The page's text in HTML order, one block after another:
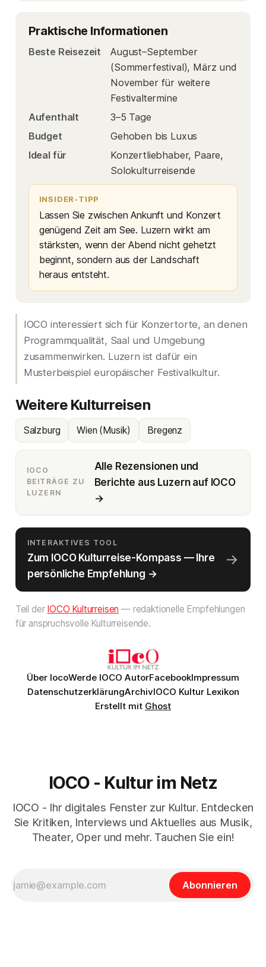
Praktische Informationen
Beste Reisezeit
August–September
(Sommerfestival), März und
November für weitere
Festivaltermine
Aufenthalt
3–5 Tage
Budget
Gehoben bis Luxus
Ideal für
Konzertliebhaber, Paare,
Solokulturreisende
INSIDER-TIPP
Lassen Sie zwischen Ankunft und Konzert
genügend Zeit am See. Luzern wirkt am
stärksten, wenn der Abend nicht gehetzt
beginnt, sondern aus der Landschaft
heraus entsteht.
IOCO interessiert sich für Konzertorte, an denen
Programmqualität, Saal und Umgebung
zusammenwirken. Luzern ist dafür ein
Musterbeispiel europäischer Festivalkultur.
Weitere Kulturreisen
Salzburg Wien (Musik) Bregenz
IOCO
BEITRÄGE ZU
LUZERN
Alle Rezensionen und
Berichte aus Luzern auf IOCO
→
INTERAKTIVES TOOL
Zum IOCO Kulturreise-Kompass — Ihre
persönliche Empfehlung →
→
Teil der IOCO Kulturreisen — redaktionelle Empfehlungen
für anspruchsvolle Kulturreisende.
Über IocoWerde IOCO AutorFacebookImpressum
DatenschutzerklärungArchivIOCO Kultur Lexikon
Erstellt mit Ghost
IOCO - Kultur im Netz
IOCO - Ihr digitales Fenster zur Kultur. Entdecken
Sie Kritiken, Interviews und Aktuelles aus Musik,
Theater, Oper und mehr. Tauchen Sie ein!
Abonnieren